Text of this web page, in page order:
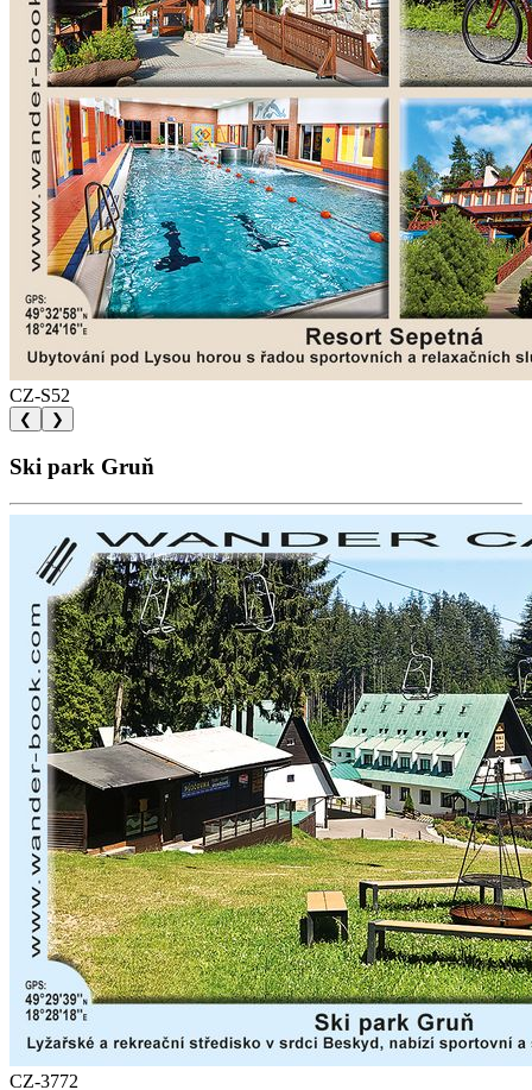
CZ-S52
❮ ❯
Ski park Gruň
CZ-3772